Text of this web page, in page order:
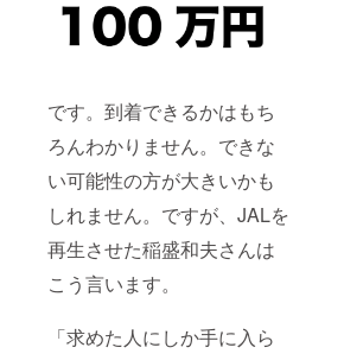
です。到着できるかはもち
ろんわかりません。できな
い可能性の方が大きいかも
しれません。ですが、JALを
再生させた稲盛和夫さんは
こう言います。
「求めた人にしか手に入ら